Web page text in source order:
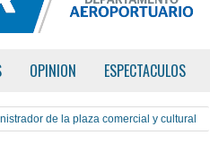
OPINION ESPECTACULOS
de la plaza comercial y cultural